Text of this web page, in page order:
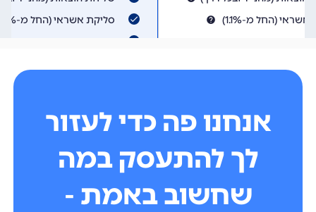
אנחנו פה כדי לעזור
לך להתעסק במה
שחשוב באמת -